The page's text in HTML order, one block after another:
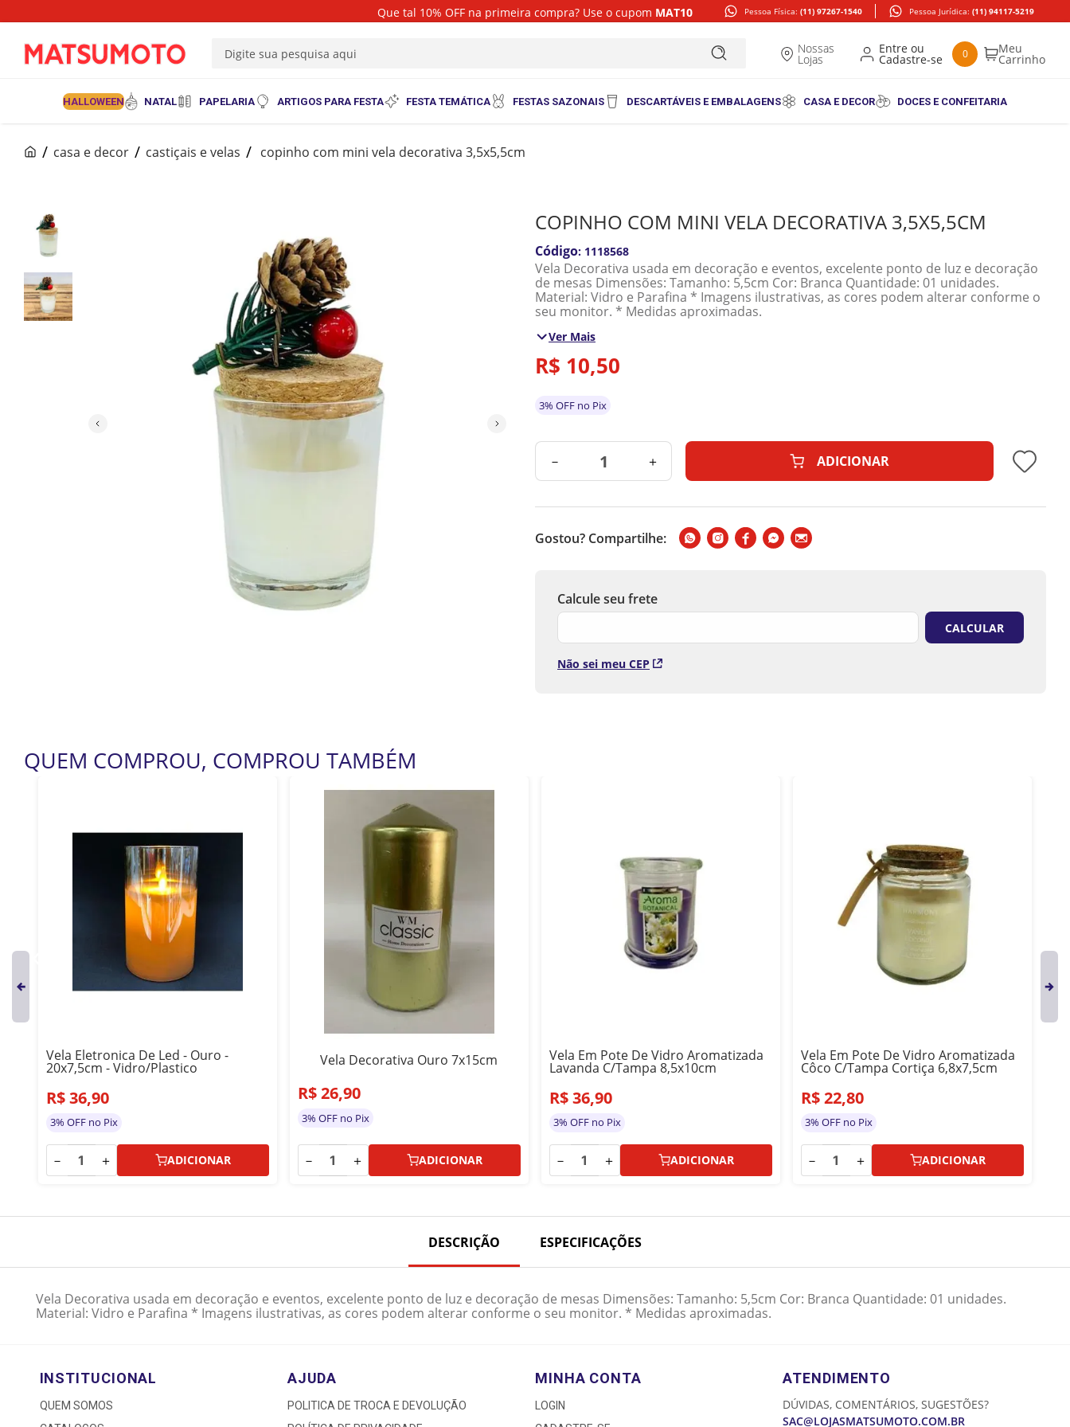
Que tal 10% OFF na primeira compra? Use o cupom MAT10 Pessoa Física: (11) 97267-1540 Pessoa Jurídica: (11) 94117-5219
Nossas
Lojas 0
HALLOWEEN NATAL PAPELARIA ARTIGOS PARA FESTA FESTA TEMÁTICA FESTAS SAZONAIS DESCARTÁVEIS E EMBALAGENS CASA E DECOR DOCES E CONFEITARIA
casa e decor castiçais e velas copinho com mini vela decorativa 3,5x5,5cm
COPINHO COM MINI VELA DECORATIVA 3,5X5,5CM
: 1118568
Vela Decorativa usada em decoração e eventos, excelente ponto de luz e decoração
de mesas Dimensões: Tamanho: 5,5cm Cor: Branca Quantidade: 01 unidades.
Material: Vidro e Parafina * Imagens ilustrativas, as cores podem alterar conforme o
seu monitor. * Medidas aproximadas.
Ver Mais
R$ 10,50
3% OFF no Pix
－ ＋ ADICIONAR
Gostou? Compartilhe:
Não sei meu CEP
QUEM COMPROU, COMPROU TAMBÉM
Vela Eletronica De Led - Ouro -
20x7,5cm - Vidro/Plastico
R$36,90
3% OFF no Pix
－ ＋ ADICIONAR
Vela Decorativa Ouro 7x15cm
R$26,90
3% OFF no Pix
－ ＋ ADICIONAR
Vela Em Pote De Vidro Aromatizada
Lavanda C/Tampa 8,5x10cm
R$36,90
3% OFF no Pix
－ ＋ ADICIONAR
Vela Em Pote De Vidro Aromatizada
Côco C/Tampa Cortiça 6,8x7,5cm
R$22,80
3% OFF no Pix
－ ＋ ADICIONAR
DESCRIÇÃO ESPECIFICAÇÕES
Vela Decorativa usada em decoração e eventos, excelente ponto de luz e decoração de mesas Dimensões: Tamanho: 5,5cm Cor: Branca Quantidade: 01 unidades.
Material: Vidro e Parafina * Imagens ilustrativas, as cores podem alterar conforme o seu monitor. * Medidas aproximadas.
INSTITUCIONAL
QUEM SOMOS
AJUDA
POLITICA DE TROCA E DEVOLUÇÃO
MINHA CONTA
LOGIN
ATENDIMENTO
DÚVIDAS, COMENTÁRIOS, SUGESTÕES?
SAC@LOJASMATSUMOTO.COM.BR